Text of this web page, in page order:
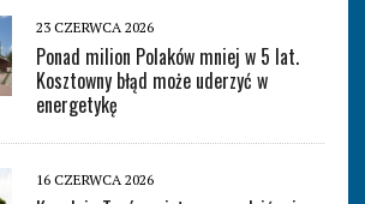
23 CZERWCA 2026
Ponad milion Polaków mniej w 5 lat.
Kosztowny błąd może uderzyć w
energetykę
16 CZERWCA 2026